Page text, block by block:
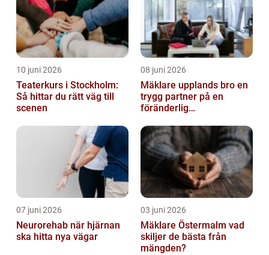
10 juni 2026
Teaterkurs i Stockholm:
Så hittar du rätt väg till
scenen
08 juni 2026
Mäklare upplands bro en
trygg partner på en
föränderlig
07 juni 2026
Neurorehab när hjärnan
ska hitta nya vägar
03 juni 2026
Mäklare Östermalm vad
skiljer de bästa från
mängden?